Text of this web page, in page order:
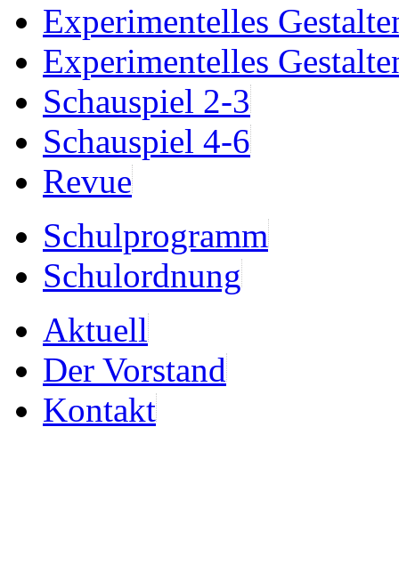
Experimentelles
Experimentelles
Schauspiel 2-3
Schauspiel 4-6
Revue
Schulprogramm
Schulordnung
Aktuell
Der Vorstand
Kontakt